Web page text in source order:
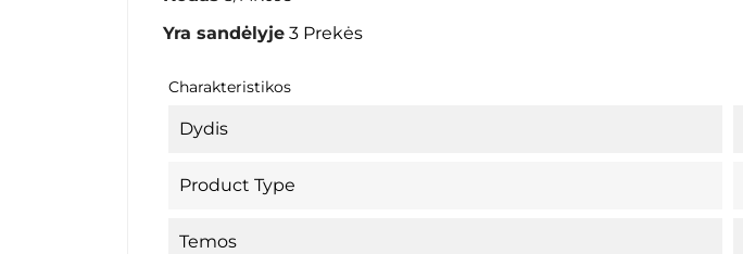
Yra sandėlyje 3 Prekės
Charakteristikos
Dydis
Product Type
Temos